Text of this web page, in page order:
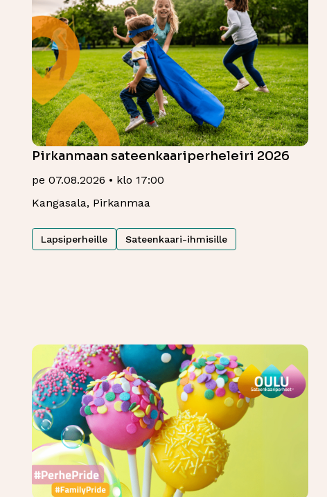
Pirkanmaan sateenkaariperheleiri 2026
pe 07.08.2026 • klo 17:00
Kangasala, Pirkanmaa
Lapsiperheille Sateenkaari-ihmisille